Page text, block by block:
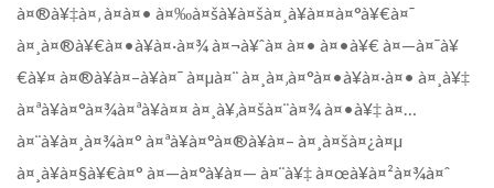
à¤®à¥‡à¤‚ à¤à¤• à¤‰à¤šà¥à¤šà¤¸à¥à¤¤à¤°à¥€à¤¯
à¤¸à¤®à¥€à¤•à¥à¤·à¤¾ à¤¬à¥ˆà¤ à¤• à¤•à¥€ à¤—à¤¯à¥
€à¥¤ à¤®à¥à¤–à¥à¤¯ à¤µà¤¨ à¤¸à¤‚à¤°à¤•à¥à¤·à¤• à¤¸à¥‡
à¤ªà¥à¤°à¤¾à¤ªà¥à¤¤ à¤¸à¥‚à¤šà¤¨à¤¾ à¤•à¥‡ à¤…
à¤¨à¥à¤¸à¤¾à¤° à¤ªà¥à¤°à¤®à¥à¤– à¤¸à¤šà¤¿à¤µ
à¤¸à¥à¤§à¥€à¤° à¤—à¤°à¥à¤— à¤¨à¥‡ à¤œà¥à¤²à¤¾à¤ˆ